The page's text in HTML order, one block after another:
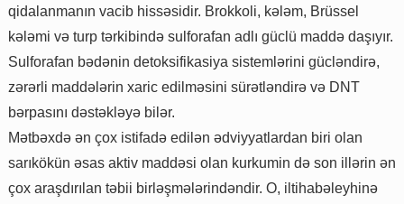
qidalanmanın vacib hissəsidir. Brokkoli, kələm, Brüssel
kələmi və turp tərkibində sulforafan adlı güclü maddə daşıyır.
Sulforafan bədənin detoksifikasiya sistemlərini gücləndirə,
zərərli maddələrin xaric edilməsini sürətləndirə və DNT
bərpasını dəstəkləyə bilər.
Mətbəxdə ən çox istifadə edilən ədviyyatlardan biri olan
sarıkökün əsas aktiv maddəsi olan kurkumin də son illərin ən
çox araşdırılan təbii birləşmələrindəndir. O, iltihabəleyhinə